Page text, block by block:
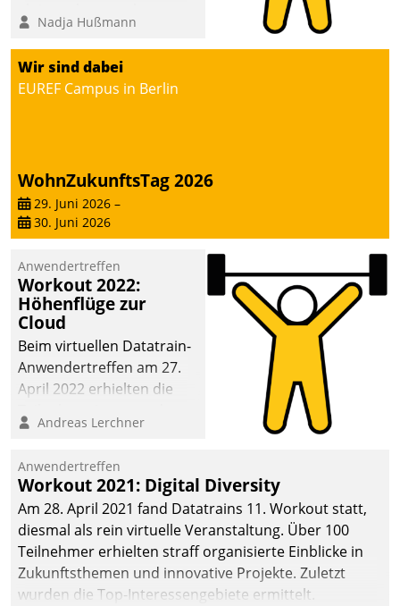
methodisch
Vernetzungsideen fürs
Quartier. Dazwischen
zeigte Datatrain, was es
Nadja Hußmann
Wir sind dabei
EUREF Campus in Berlin
WohnZukunftsTag 2026
29. Juni 2026 –
30. Juni 2026
Anwendertreffen
Workout 2022:
Höhenflüge zur
Cloud
Beim virtuellen Datatrain-
Anwendertreffen am 27.
April 2022 erhielten die
Teilnehmer kurzweilige
Cloud-Strategien und -
Lösungen mit hohem
Zukunftspotenzial.
Andreas Lerchner
Anwendertreffen
Workout 2021: Digital Diversity
Am 28. April 2021 fand Datatrains 11. Workout statt,
diesmal als rein virtuelle Veranstaltung. Über 100
Teilnehmer erhielten straff organisierte Einblicke in
Zukunftsthemen und innovative Projekte. Zuletzt
wurden die Top-Interessengebiete ermittelt.